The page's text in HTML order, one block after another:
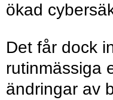
ökad
Det får dock
rutinmässiga
ändringar av